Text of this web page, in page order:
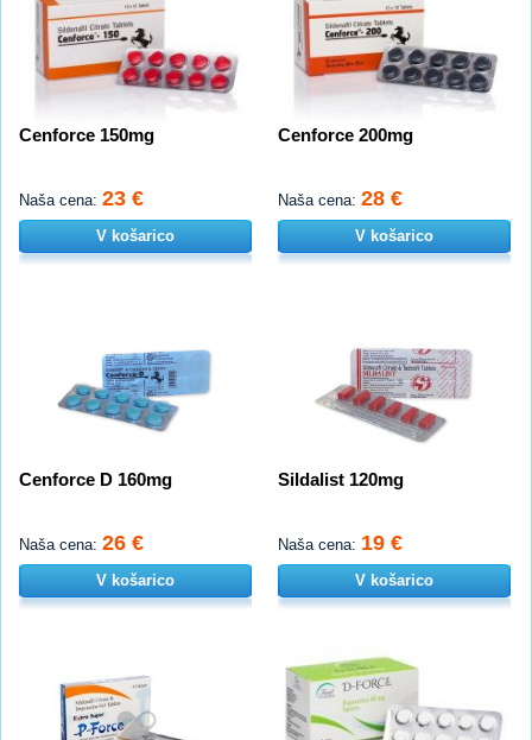
Cenforce 150mg
Naša cena: 23 €
V košarico
Cenforce 200mg
Naša cena: 28 €
V košarico
Cenforce D 160mg
Naša cena: 26 €
V košarico
Sildalist 120mg
Naša cena: 19 €
V košarico